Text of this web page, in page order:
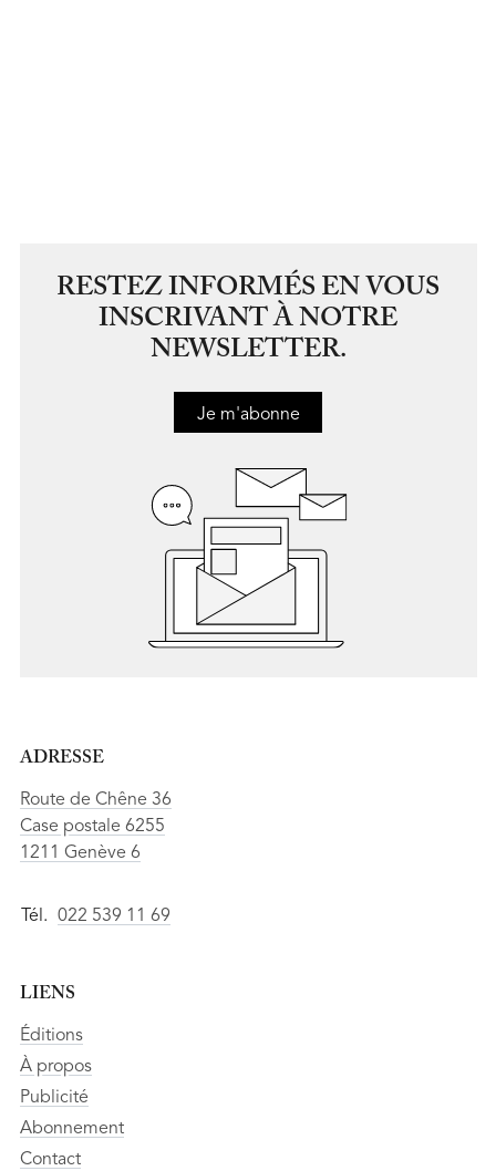
RESTEZ INFORMÉS EN VOUS
INSCRIVANT À NOTRE
NEWSLETTER.
Je m'abonne
ADRESSE
Route de Chêne 36
Case postale 6255
1211 Genève 6
Tél. 022 539 11 69
LIENS
Éditions
À propos
Publicité
Abonnement
Contact